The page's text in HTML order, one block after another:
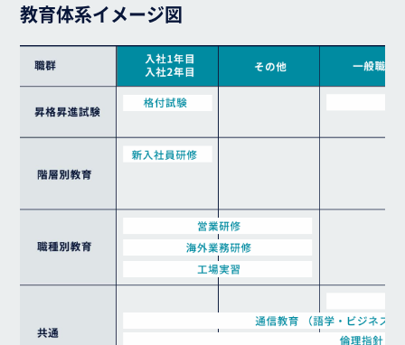
教育体系イメージ図